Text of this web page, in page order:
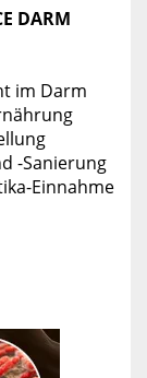
DARM
im Darm
-Sanierung
Einnahme